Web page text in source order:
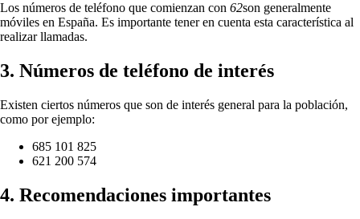
Los números de teléfono que comienzan con 62son generalmente
móviles en España. Es importante tener en cuenta esta característica al
realizar llamadas.
3. Números de teléfono de interés
Existen ciertos números que son de interés general para la población,
como por ejemplo:
685 101 825
621 200 574
4. Recomendaciones importantes